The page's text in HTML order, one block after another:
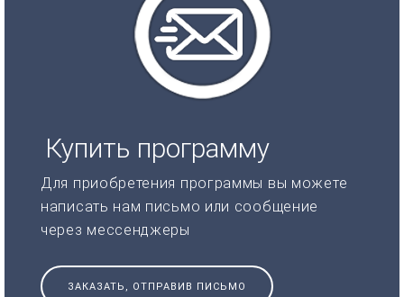
Купить программу
Для приобретения программы вы можете
написать нам письмо или сообщение
через мессенджеры
ЗАКАЗАТЬ, ОТПРАВИВ ПИСЬМО